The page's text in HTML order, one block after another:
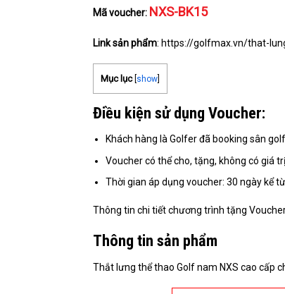
Mã voucher: NXS-BK15
Link sản phẩm: https://golfmax.vn/that-
Mục lục show
Điều kiện sử dụng Voucher:
Khách hàng là Golfer đã booking sân
Voucher có thể cho, tặng, không có giá
Thời gian áp dụng voucher: 30 ngày kể
Thông tin chi tiết chương trình tặng
Thông tin sản phẩm
Thắt lưng thể thao Golf nam NXS cao cấp